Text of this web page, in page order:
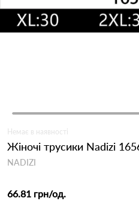
Немає в наявності
Жіночі трусики Nadizi
NADIZI
66.81 грн/од.